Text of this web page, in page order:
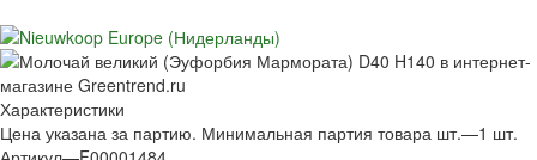
Характеристики
Цена указана за партию. Минимальная партия товара шт.—1 шт.